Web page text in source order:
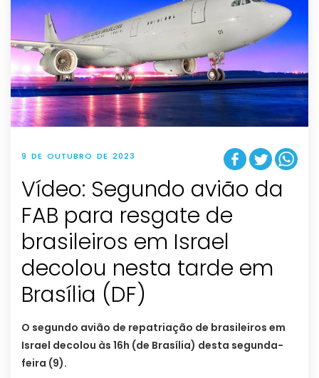
9 DE OUTUBRO DE 2023
Vídeo: Segundo avião da
FAB para resgate de
brasileiros em Israel
decolou nesta tarde em
Brasília (DF)
O segundo avião de repatriação de brasileiros em
Israel decolou às 16h (de Brasília) desta segunda-
feira (9).